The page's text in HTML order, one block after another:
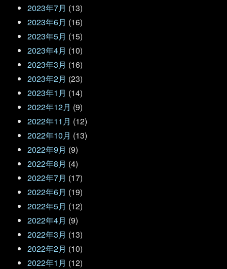
2023年7月 (13)
2023年6月 (16)
2023年5月 (15)
2023年4月 (10)
2023年3月 (16)
2023年2月 (23)
2023年1月 (14)
2022年12月 (9)
2022年11月 (12)
2022年10月 (13)
2022年9月 (9)
2022年8月 (4)
2022年7月 (17)
2022年6月 (19)
2022年5月 (12)
2022年4月 (9)
2022年3月 (13)
2022年2月 (10)
2022年1月 (12)